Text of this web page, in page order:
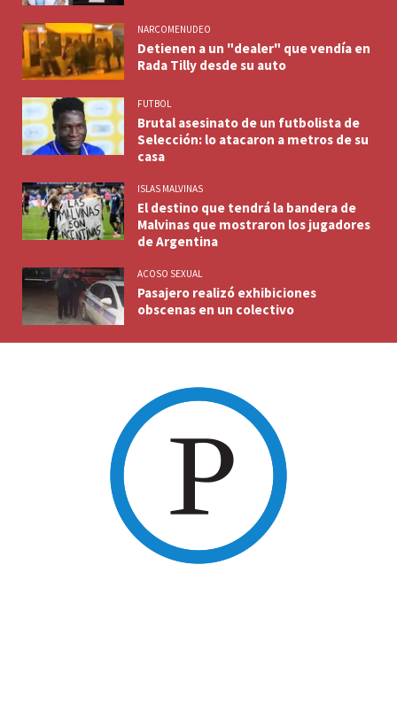
NARCOMENUDEO
Detienen a un "dealer" que vendía en
Rada Tilly desde su auto
FUTBOL
Brutal asesinato de un futbolista de
Selección: lo atacaron a metros de su
casa
ISLAS MALVINAS
El destino que tendrá la bandera de
Malvinas que mostraron los jugadores
de Argentina
ACOSO SEXUAL
Pasajero realizó exhibiciones
obscenas en un colectivo